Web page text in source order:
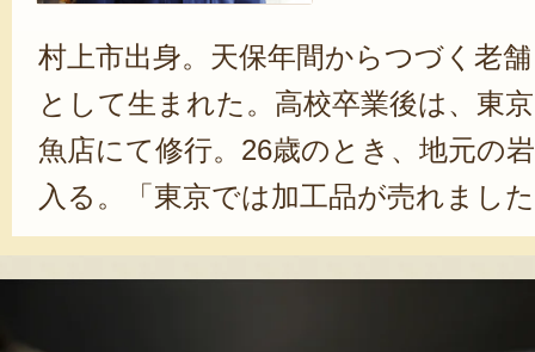
村上市出身。天保年間からつづく老
として生まれた。高校卒業後は、東
魚店にて修行。26歳のとき、地元の
入る。「東京では加工品が売れまし
理済みだとなかなか売れない。ギャ
た」と、当時を振り返る伴田さん。